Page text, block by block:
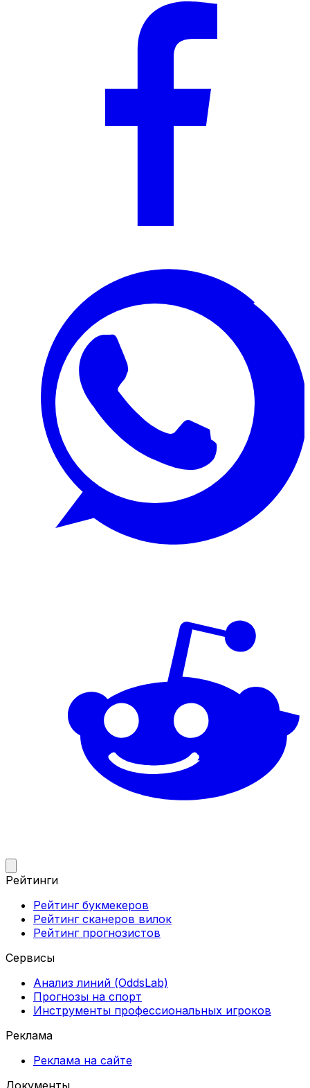
Рейтинги
Рейтинг букмекеров
Рейтинг сканеров вилок
Рейтинг прогнозистов
Сервисы
Анализ линий (OddsLab)
Прогнозы на спорт
Инструменты профессиональных игроков
Реклама
Реклама на сайте
Документы